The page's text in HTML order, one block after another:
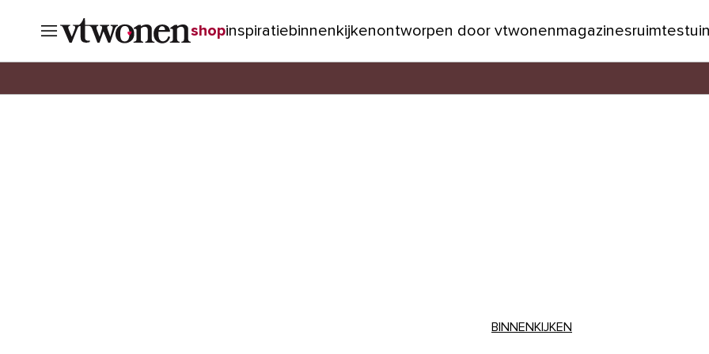
shopinspiratiebinnenkijkenontworpen door vtwonenmagazinesruimtestuin
BINNENKIJKEN